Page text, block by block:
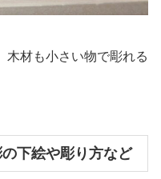
木材も小さい物で彫れる
下絵や彫り方など